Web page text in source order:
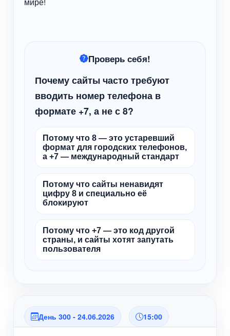
Проверь себя!
Почему сайты часто требуют
вводить номер телефона в
формате +7, а не с 8?
Потому что 8 — это устаревший
формат для городских телефонов,
а +7 — международный стандарт
Потому что сайты ненавидят
цифру 8 и специально её
блокируют
Потому что +7 — это код другой
страны, и сайты хотят запутать
пользователя
День 300 - 24.06.2026 15:00